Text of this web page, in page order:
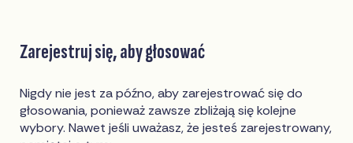
Zarejestruj się, aby głosować
Nigdy nie jest za późno, aby zarejestrować się do
głosowania, ponieważ zawsze zbliżają się kolejne
wybory. Nawet jeśli uważasz, że jesteś zarejestrowany,